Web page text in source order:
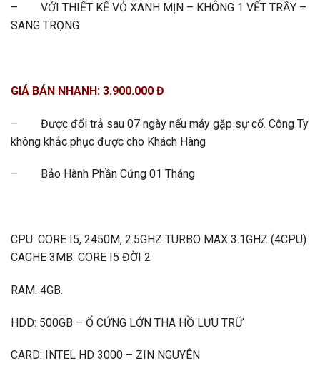
– VỚI THIẾT KẾ VỎ XANH MỊN – KHÔNG 1 VẾT TRẦY –
SANG TRỌNG
GIÁ BÁN NHANH: 3.900.000 Đ
– Được đổi trả sau 07 ngày nếu máy gặp sự cố. Công Ty
không khắc phục được cho Khách Hàng
– Bảo Hành Phần Cứng 01 Tháng
CPU: CORE I5, 2450M, 2.5GHZ TURBO MAX 3.1GHZ (4CPU)
CACHE 3MB. CORE I5 ĐỜI 2
RAM: 4GB.
HDD: 500GB – Ổ CỨNG LỚN THA HỒ LƯU TRỮ
CARD: INTEL HD 3000 – ZIN NGUYÊN